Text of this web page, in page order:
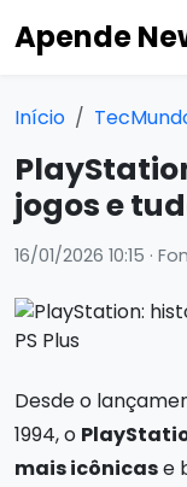
Apende
Início
jogos e
16/01/2026 10:15 ·
Desde o
1994, o
mais icônicase